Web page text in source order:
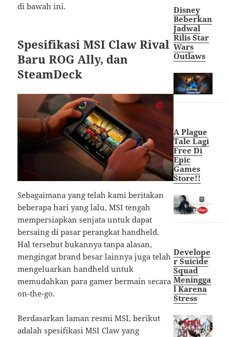
di bawah ini.
Spesifikasi MSI Claw Rival
Baru ROG Ally, dan
SteamDeck
Sebagaimana yang telah kami beritakan
beberapa hari yang lalu, MSI tengah
mempersiapkan senjata untuk dapat
bersaing di pasar perangkat handheld.
Hal tersebut bukannya tanpa alasan,
mengingat brand besar lainnya juga telah
mengeluarkan handheld untuk
memudahkan para gamer bermain secara
on-the-go.
Berdasarkan laman resmi MSI, berikut
adalah spesifikasi MSI Claw yang
Disney
Beberkan
Jadwal
Rilis Star
Wars
Outlaws
A Plague
Tale Lagi
Free Di
Epic
Games
Store!!
Develope
r Suicide
Squad
Meningga
l Karena
Stress